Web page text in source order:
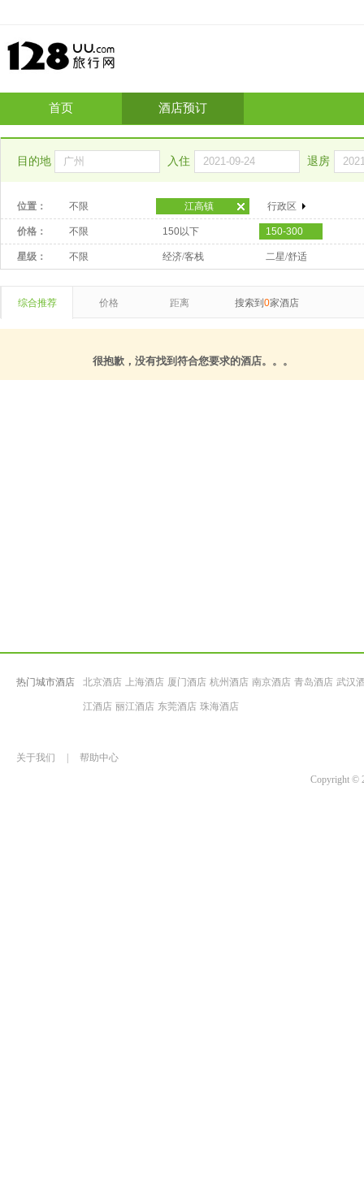
首页 酒店预订
目的地 入住 退房
位置： 不限 江高镇 行政区
价格： 不限 150以下 150-300
星级： 不限 经济/客栈 二星/舒适
综合推荐 价格 距离 搜索到 0家酒店
很抱歉，没有找到符合您要求的酒店。。。
热门城市酒店 北京酒店 上海酒店 厦门酒店 杭州酒店 南京酒店 青岛酒店 武汉
江酒店 丽江酒店 东莞酒店 珠海酒店
关于我们
帮助中心
Copyright ©